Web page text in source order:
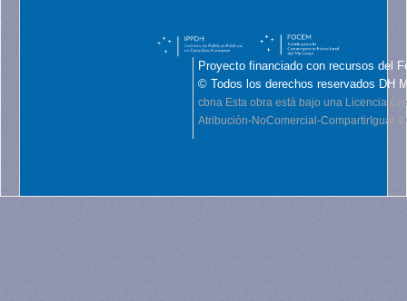
Proyecto financiado con recursos del
© Todos los derechos reservados DH
cbna Esta obra está bajo una Licencia
Atribución-NoComercial-CompartirIgual